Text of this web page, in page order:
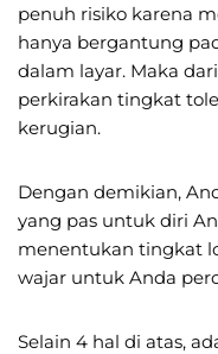
penuh risiko karena
hanya bergantung
dalam layar. Maka
perkirakan tingkat
kerugian.
Dengan demikian,
yang pas untuk diri
menentukan tingkat
wajar untuk Anda
Selain 4 hal di atas,